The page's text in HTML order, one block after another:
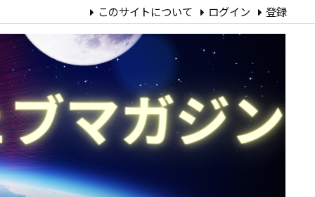
このサイトについて ログイン 登録